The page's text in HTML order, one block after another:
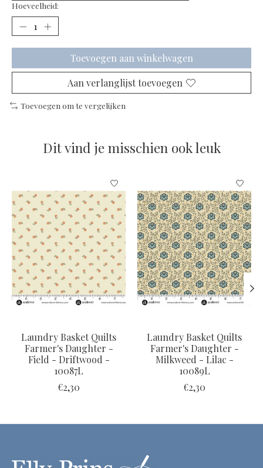
Hoeveelheid:
Toevoegen aan winkelwagen
Aan verlanglijst toevoegen
Toevoegen om te vergelijken
Dit vind je misschien ook leuk
Items van productcarrousel
Laundry Basket Quilts
Farmer's Daughter -
Field - Driftwood -
10087L
€2,30
Laundry Basket Quilts
Farmer's Daughter -
Milkweed - Lilac -
10089L
€2,30